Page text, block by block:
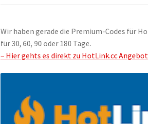
Wir haben gerade die Premium-Codes für
für 30, 60, 90 oder 180 Tage.
– Hier gehts es direkt zu HotLink.cc